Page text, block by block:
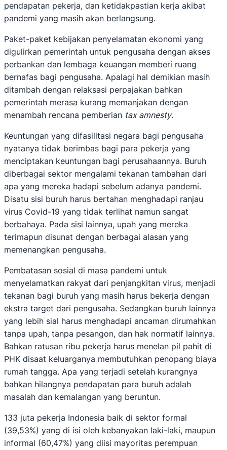
pendapatan pekerja, dan ketidakpastian kerja akibat
pandemi yang masih akan berlangsung.
Paket-paket kebijakan penyelamatan ekonomi yang
digulirkan pemerintah untuk pengusaha dengan akses
perbankan dan lembaga keuangan memberi ruang
bernafas bagi pengusaha. Apalagi hal demikian masih
ditambah dengan relaksasi perpajakan bahkan
pemerintah merasa kurang memanjakan dengan
menambah rencana pemberian tax amnesty.
Keuntungan yang difasilitasi negara bagi pengusaha
nyatanya tidak berimbas bagi para pekerja yang
menciptakan keuntungan bagi perusahaannya. Buruh
diberbagai sektor mengalami tekanan tambahan dari
apa yang mereka hadapi sebelum adanya pandemi.
Disatu sisi buruh harus bertahan menghadapi ranjau
virus Covid-19 yang tidak terlihat namun sangat
berbahaya. Pada sisi lainnya, upah yang mereka
terimapun disunat dengan berbagai alasan yang
memenangkan pengusaha.
Pembatasan sosial di masa pandemi untuk
menyelamatkan rakyat dari penjangkitan virus, menjadi
tekanan bagi buruh yang masih harus bekerja dengan
ekstra target dari pengusaha. Sedangkan buruh lainnya
yang lebih sial harus menghadapi ancaman dirumahkan
tanpa upah, tanpa pesangon, dan hak normatif lainnya.
Bahkan ratusan ribu pekerja harus menelan pil pahit di
PHK disaat keluarganya membutuhkan penopang biaya
rumah tangga. Apa yang terjadi setelah kurangnya
bahkan hilangnya pendapatan para buruh adalah
masalah dan kemalangan yang beruntun.
133 juta pekerja Indonesia baik di sektor formal
(39,53%) yang di isi oleh kebanyakan laki-laki, maupun
informal (60,47%) yang diisi mayoritas perempuan